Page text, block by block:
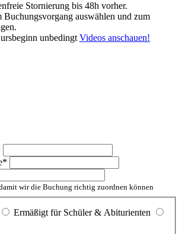
Stornierung bis 48h vorher.
Buchungsvorgang auswählen und zum
unbedingt Videos anschauen!
*
wir die Buchung richtig zuordnen können
Ermäßigt für Schüler & Abiturienten